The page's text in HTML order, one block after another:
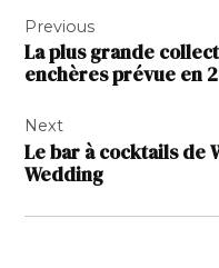
de
l’article
Previous
La plus grande
enchères prévue en
Next
Le bar à cocktails de
Wedding